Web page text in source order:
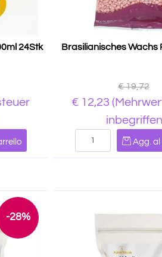
24Stk Brasilianisches Wachs
€ 19,72
€ 12,23
Quantità
Agg. al
-28%